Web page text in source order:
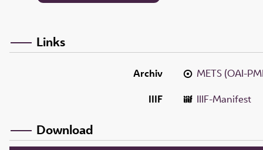
Links
Archiv
METS (OAI-
IIIF
IIIF-Manifest
Download